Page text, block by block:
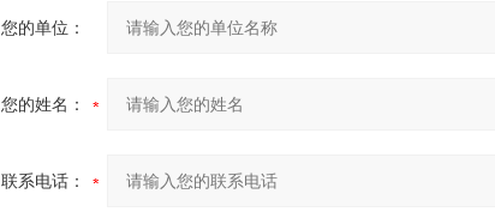
您的单位：
您的姓名：
联系电话：